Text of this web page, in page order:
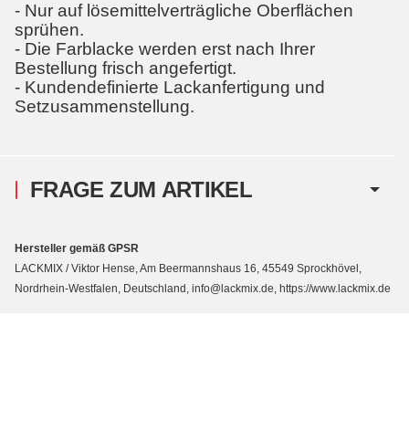
- Nur auf lösemittelverträgliche Oberflächen
sprühen.
- Die Farblacke werden erst nach Ihrer
Bestellung frisch angefertigt.
- Kundendefinierte Lackanfertigung und
Setzusammenstellung.
FRAGE ZUM ARTIKEL
Hersteller gemäß GPSR
LACKMIX / Viktor Hense, Am Beermannshaus 16, 45549 Sprockhövel,
Nordrhein-Westfalen, Deutschland, info@lackmix.de, https://www.lackmix.de